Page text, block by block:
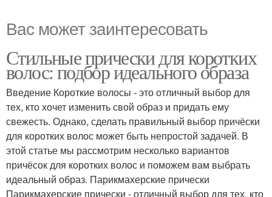
Вас может заинтересовать
Стильные прически для коротких
волос: подбор идеального образа
Введение Короткие волосы - это отличный выбор для
тех, кто хочет изменить свой образ и придать ему
свежесть. Однако, сделать правильный выбор причёски
для коротких волос может быть непростой задачей. В
этой статье мы рассмотрим несколько вариантов
причёсок для коротких волос и поможем вам выбрать
идеальный образ. Парикмахерские прически
Парикмахерские прически - отличный выбор для тех, кто